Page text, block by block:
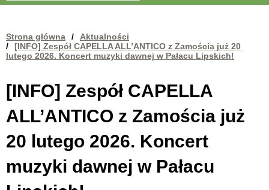
Strona główna /
Aktualności
/
[INFO] Zespół CAPELLA ALL’ANTICO z Zamościa już 20
lutego 2026. Koncert muzyki dawnej w Pałacu Lipskich!
[INFO] Zespół CAPELLA
ALL’ANTICO z Zamościa już
20 lutego 2026. Koncert
muzyki dawnej w Pałacu